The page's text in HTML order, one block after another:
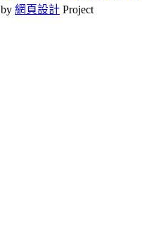
網頁設計 Project